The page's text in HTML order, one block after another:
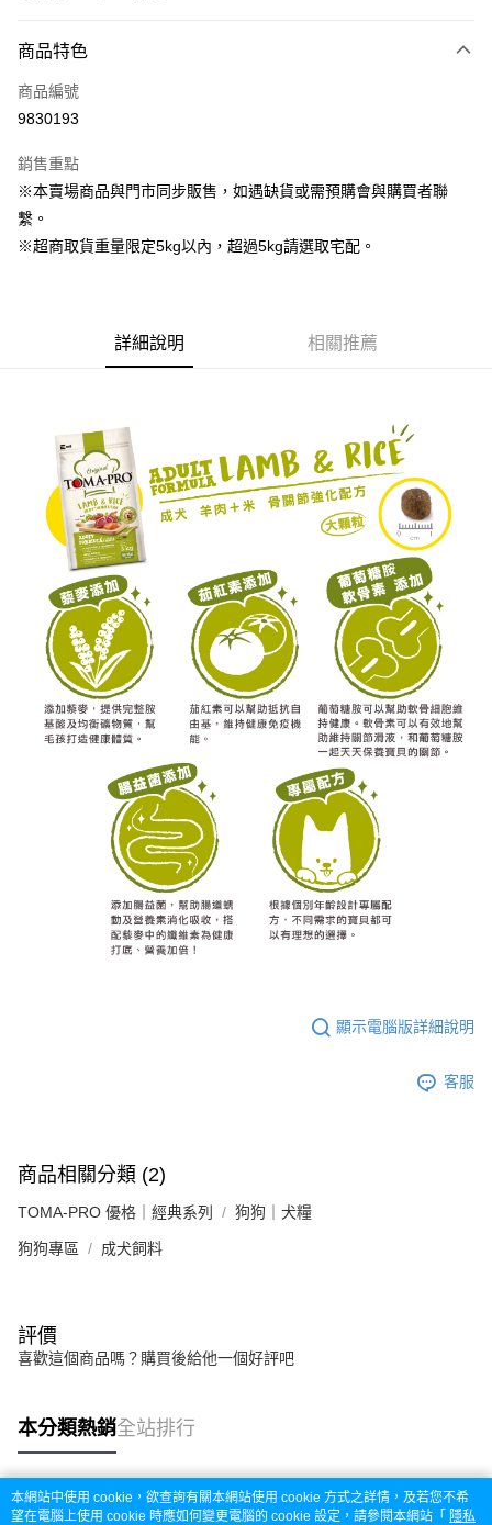
信用卡一次付款
LINE Pay
街口支付
Google Pay
付款後門市自取
免運費
商品特色
商品編號
9830193
銷售重點
※本賣場商品與門市同步販售，如遇缺貨或需預購會與購買者聯
繫。
※超商取貨重量限定5kg以內，超過5kg請選取宅配。
詳細說明 相關推薦
顯示電腦版詳細說明
客服
商品相關分類 (2)
TOMA-PRO 優格｜經典系列 狗狗｜犬糧
狗狗專區 成犬飼料
評價
喜歡這個商品嗎？購買後給他一個好評吧
本分類熱銷全站排行
熱門標籤
本網站中使用 cookie，欲查詢有關本網站使用 cookie 方式之詳情，及若您不希
望在電腦上使用 cookie 時應如何變更電腦的 cookie 設定，請參閱本網站「 隱私